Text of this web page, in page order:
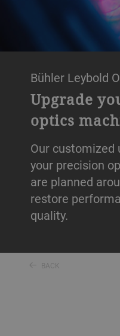
Bühler Leybold
Upgrade
optics
Our customized
your precision
are planned
restore
quality.
BACK